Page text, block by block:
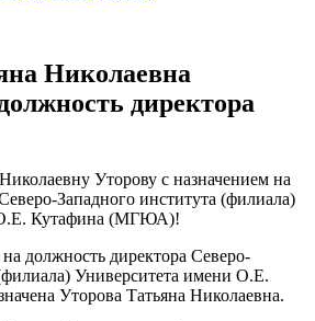
Николаевна
директора
Уторову с назначением на
Западного института (филиала)
О.Е. Кутафина (МГЮА)!
должность директора Северо-
Университета имени О.Е.
Уторова Татьяна Николаевна.